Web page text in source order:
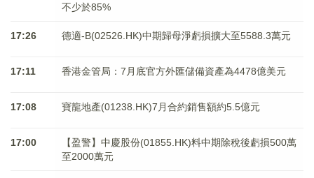
不少於85%
17:26 德適-B(02526.HK)中期歸母淨虧損擴大至5588.3萬元
17:11 香港金管局：7月底官方外匯儲備資產為4478億美元
17:08 寶龍地產(01238.HK)7月合約銷售額約5.5億元
17:00
【盈警】中慶股份(01855.HK)料中期除稅後虧損500萬
至2000萬元